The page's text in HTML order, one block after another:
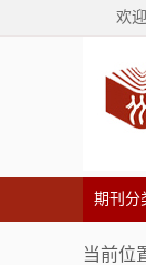
欢
期刊分
当前位